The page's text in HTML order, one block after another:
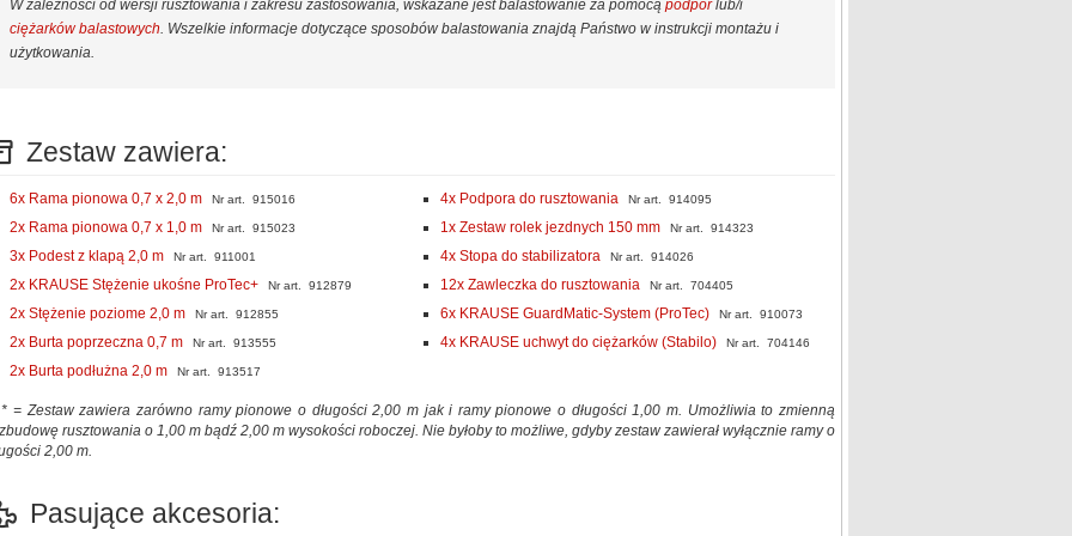
W zależności od wersji rusztowania i zakresu zastosowania, wskazane jest balastowanie za pomocą podpórlub/i
ciężarków balastowych . Wszelkie informacje dotyczące sposobów balastowania znajdą Państwo w instrukcji montażu i
użytkowania.
Zestaw zawiera:
6x Rama pionowa 0,7 x 2,0 m Nr art. 915016
2x Rama pionowa 0,7 x 1,0 m Nr art. 915023
3x Podest z klapą 2,0 m Nr art. 911001
2x KRAUSE Stężenie ukośne ProTec+ Nr art. 912879
2x Stężenie poziome 2,0 m Nr art. 912855
2x Burta poprzeczna 0,7 m Nr art. 913555
2x Burta podłużna 2,0 m Nr art. 913517
4x Podpora do rusztowania Nr art. 914095
1x Zestaw rolek jezdnych 150 mm Nr art. 914323
4x Stopa do stabilizatora Nr art. 914026
12x Zawleczka do rusztowania Nr art. 704405
6x KRAUSE GuardMatic-System (ProTec) Nr art. 910073
4x KRAUSE uchwyt do ciężarków (Stabilo) Nr art. 704146
= Zestaw zawiera zarówno ramy pionowe o długości 2,00 m jak i ramy pionowe o długości 1,00 m. Umożliwia to zmienną
rusztowania o 1,00 m bądź 2,00 m wysokości roboczej. Nie byłoby to możliwe, gdyby zestaw zawierał wyłącznie ramy o
2,00 m.
Pasujące akcesoria: